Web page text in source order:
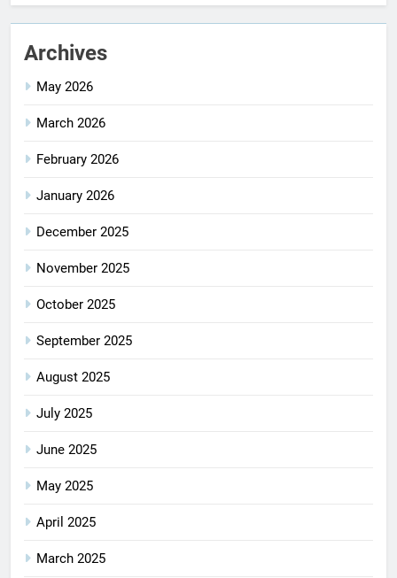
Archives
May 2026
March 2026
February 2026
January 2026
December 2025
November 2025
October 2025
September 2025
August 2025
July 2025
June 2025
May 2025
April 2025
March 2025